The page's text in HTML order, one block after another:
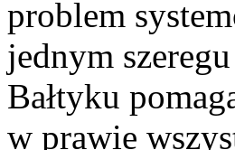
problem
jednym
Bałtyku
w prawie